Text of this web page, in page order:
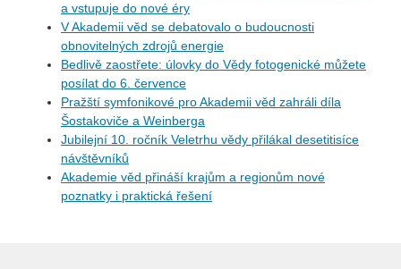
a vstupuje do nové éry
V Akademii věd se debatovalo o budoucnosti
obnovitelných zdrojů energie
Bedlivě zaostřete: úlovky do Vědy fotogenické můžete
posílat do 6. července
Pražští symfonikové pro Akademii věd zahráli díla
Šostakoviče a Weinberga
Jubilejní 10. ročník Veletrhu vědy přilákal desetitisíce
návštěvníků
Akademie věd přináší krajům a regionům nové
poznatky i praktická řešení